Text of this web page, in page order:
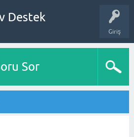
Giriş
Sor